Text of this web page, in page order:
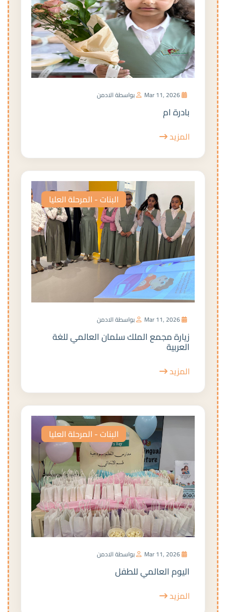
بواسطة الادمن
بادرة ام
المزيد
البنات - المرحلة العليا
بواسطة الادمن
زيارة مجمع الملك سلمان العالمي للغة
العربية
المزيد
البنات - المرحلة العليا
بواسطة الادمن
اليوم العالمي للطفل
المزيد